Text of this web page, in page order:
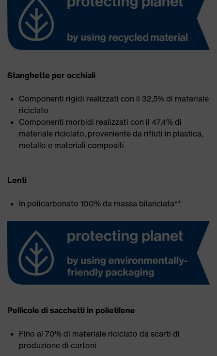
Stanghette per occhiali
Componenti rigidi realizzati con il 32,5% di materiale
riciclato
Componenti morbidi realizzati con il 47,4% di
materiale riciclato, proveniente da rifiuti in plastica,
metallo e materiali compositi
Lenti
In policarbonato 100% da massa bilanciata**
Pellicole di sacchetti in polietilene
Fino al 70% di materiale riciclato da scarti di
produzione di cartoni